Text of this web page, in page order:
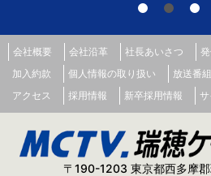
会社概要 会社沿革 社長あいさつ
加入約款
個人情報の取り扱い 放送番
アクセス
採用情報 新卒採用情報
〒190-1203 東京都西多摩